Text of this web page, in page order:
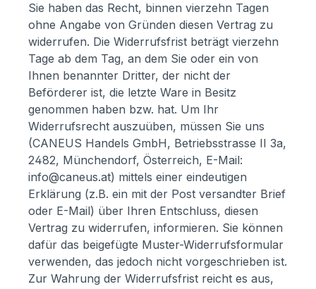
Sie haben das Recht, binnen vierzehn Tagen
ohne Angabe von Gründen diesen Vertrag zu
widerrufen. Die Widerrufsfrist beträgt vierzehn
Tage ab dem Tag, an dem Sie oder ein von
Ihnen benannter Dritter, der nicht der
Beförderer ist, die letzte Ware in Besitz
genommen haben bzw. hat. Um Ihr
Widerrufsrecht auszuüben, müssen Sie uns
(CANEUS Handels GmbH, Betriebsstrasse II 3a,
2482, Münchendorf, Österreich, E-Mail:
info@caneus.at) mittels einer eindeutigen
Erklärung (z.B. ein mit der Post versandter Brief
oder E-Mail) über Ihren Entschluss, diesen
Vertrag zu widerrufen, informieren. Sie können
dafür das beigefügte Muster-Widerrufsformular
verwenden, das jedoch nicht vorgeschrieben ist.
Zur Wahrung der Widerrufsfrist reicht es aus,